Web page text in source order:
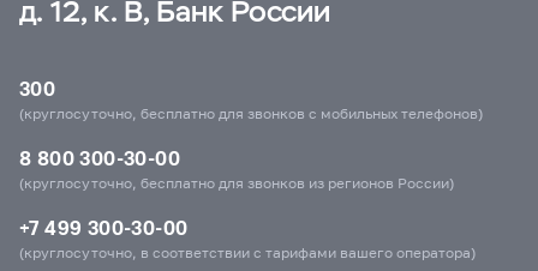
д. 12, к. В, Банк России
300
(круглосуточно, бесплатно для звонков с мобильных телефонов)
8 800 300-30-00
(круглосуточно, бесплатно для звонков из регионов России)
+7 499 300-30-00
(круглосуточно, в соответствии с тарифами вашего оператора)